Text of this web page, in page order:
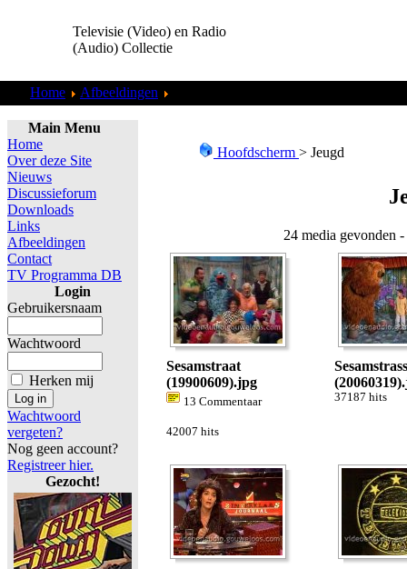
Televisie (Video) en Radio
(Audio) Collectie
Home Afbeeldingen
Main Menu
Home
Over deze Site
Nieuws
Discussieforum
Downloads
Links
Afbeeldingen
Contact
TV Programma DB
Login
Gebruikersnaam
Wachtwoord
Herken mij
Wachtwoord
vergeten?
Nog geen account?
Registreer hier.
Gezocht!
Hoofdscherm > Jeugd
24 media gevonden
Sesamstraat
(19900609).jpg
13 Commentaar
42007 hits
37187 hits